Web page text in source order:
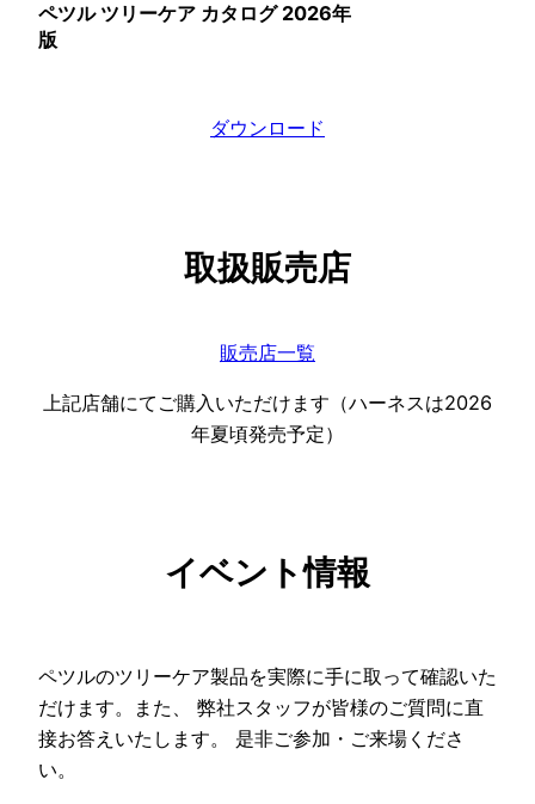
ペツル ツリーケア カタログ2026年
版
ダウンロード
取扱販売店
販売店一覧
上記店舗にてご購入いただけます（ハーネスは2026
年夏頃発売予定）
イベント情報
ペツルのツリーケア製品を実際に手に取って確認いた
だけます。また、 弊社スタッフが皆様のご質問に直
接お答えいたします。 是非ご参加・ご来場くださ
い。